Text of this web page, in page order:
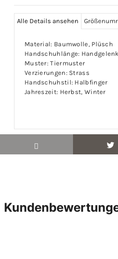
Alle Details ansehen
Material: Baumwolle, Plüsch
Handschuhlänge: Handgelenk
Muster: Tiermuster
Verzierungen: Strass
Handschuhstil: Halbfinger
Jahreszeit: Herbst, Winter